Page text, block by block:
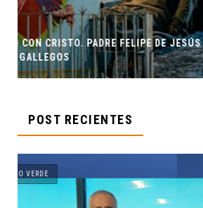
ORIGEN Y PROPÓSITO DE
POST RECIENTES